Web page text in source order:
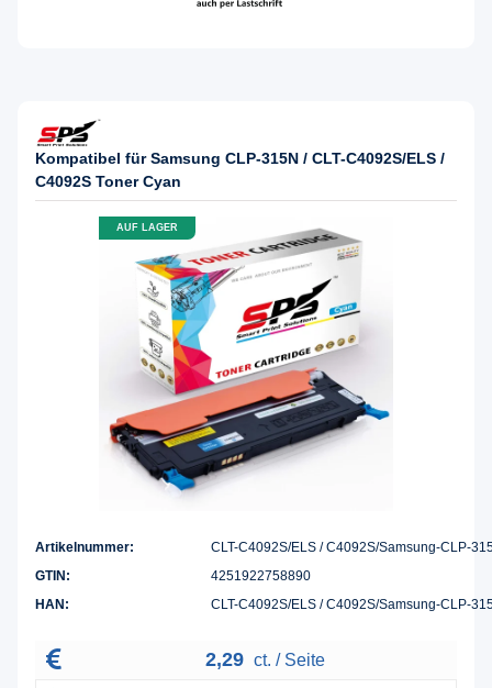
Kompatibel für Samsung CLP-315N / CLT-C4092S/ELS /
C4092S Toner Cyan
AUF LAGER
Artikelnummer:
CLT-C4092S/ELS / C4092S/Samsung-CLP-
GTIN:
4251922758890
HAN:
CLT-C4092S/ELS / C4092S/Samsung-CLP-
2,29 ct. / Seite